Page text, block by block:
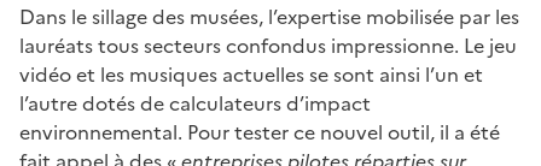
Dans le sillage des musées, l’expertise mobilisée par les
lauréats tous secteurs confondus impressionne. Le jeu
vidéo et les musiques actuelles se sont ainsi l’un et
l’autre dotés de calculateurs d’impact
environnemental. Pour tester ce nouvel outil, il a été